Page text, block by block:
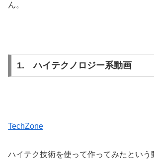
ん。
1. ハイテクノロジー系動画
TechZone
ハイテク技術を使って作ってみたという